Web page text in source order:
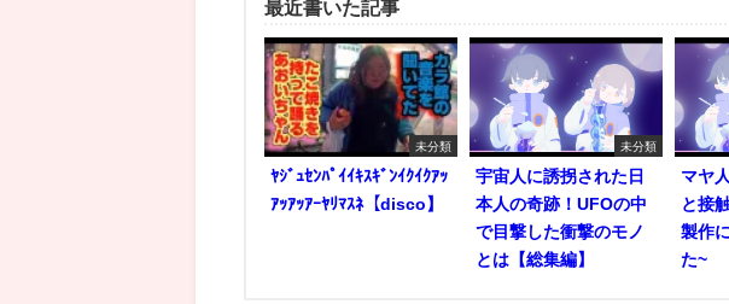
最近書いた記事
未分類
ﾔｼﾞｭｾﾝﾊﾟｲｲｷｽｷﾞﾝｲｸｲｸｱｯ
ｱｯｱｯｱｰﾔﾘﾏｽﾈ【disco】
未分類
宇宙人に誘拐された日
本人の奇跡！UFOの中
で目撃した衝撃のモノ
とは【総集編】
マヤ
と接
製作
た~